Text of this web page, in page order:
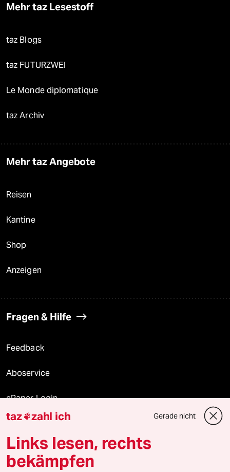
Mehr taz Lesestoff
taz Blogs
taz FUTURZWEI
Le Monde diplomatique
taz Archiv
Mehr taz Angebote
Reisen
Kantine
Shop
Anzeigen
Fragen & Hilfe
Feedback
Aboservice
ePaper Login
Downloads für Abonnierende
taz zahl ich Gerade nicht
Links lesen, rechts
bekämpfen